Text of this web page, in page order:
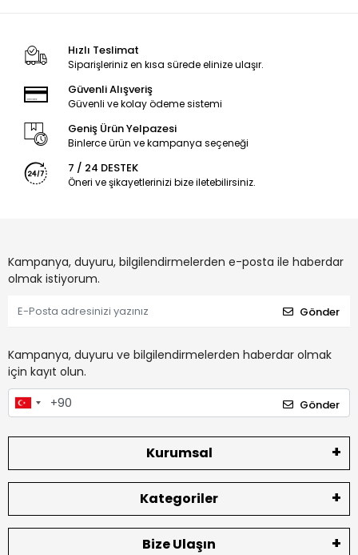
Hızlı Teslimat
Siparişleriniz en kısa sürede elinize ulaşır.
Güvenli Alışveriş
Güvenli ve kolay ödeme sistemi
Geniş Ürün Yelpazesi
Binlerce ürün ve kampanya seçeneği
7 / 24 DESTEK
Öneri ve şikayetlerinizi bize iletebilirsiniz.
Kampanya, duyuru, bilgilendirmelerden e-posta ile haberdar
olmak istiyorum.
Gönder
Kampanya, duyuru ve bilgilendirmelerden haberdar olmak
için kayıt olun.
Gönder
Kurumsal
Kategoriler
Bize Ulaşın